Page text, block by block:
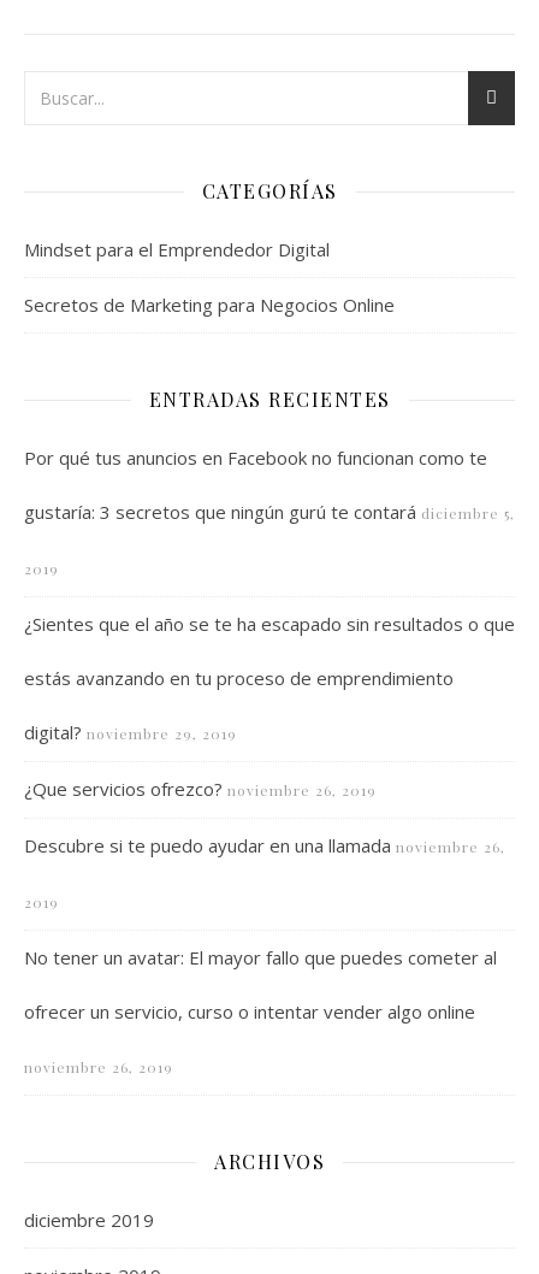
CATEGORÍAS
Mindset para el Emprendedor Digital
Secretos de Marketing para Negocios Online
ENTRADAS RECIENTES
Por qué tus anuncios en Facebook no funcionan como te
gustaría: 3 secretos que ningún gurú te contará diciembre 5,
2019
¿Sientes que el año se te ha escapado sin resultados o que
estás avanzando en tu proceso de emprendimiento
digital? noviembre 29, 2019
¿Que servicios ofrezco? noviembre 26, 2019
Descubre si te puedo ayudar en una llamada noviembre 26,
2019
No tener un avatar: El mayor fallo que puedes cometer al
ofrecer un servicio, curso o intentar vender algo online
noviembre 26, 2019
ARCHIVOS
diciembre 2019